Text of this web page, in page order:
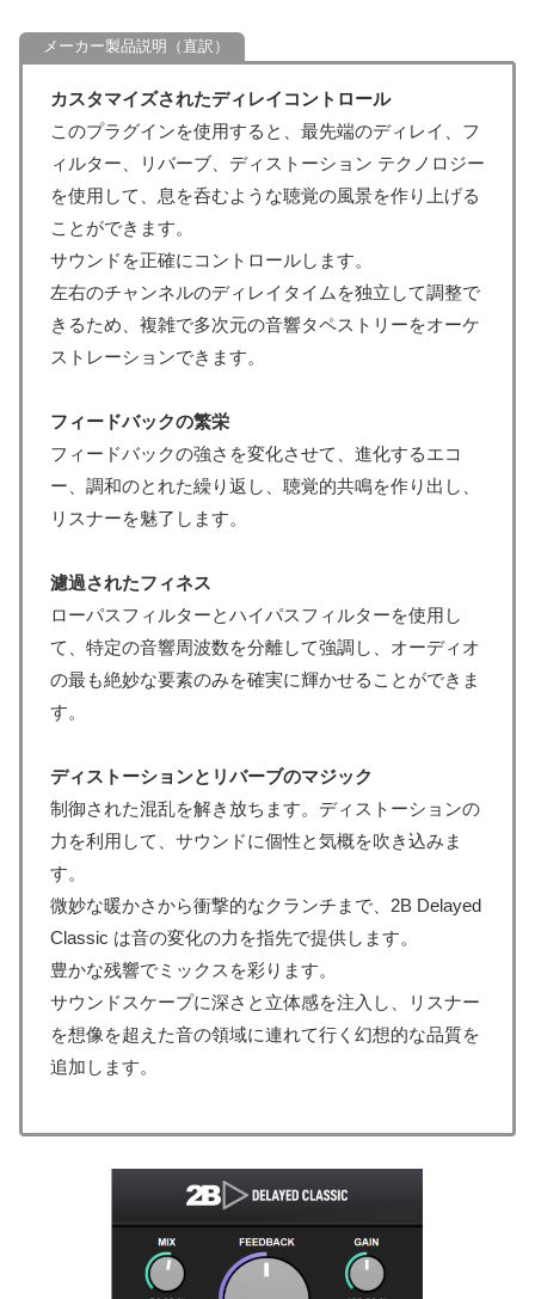
カスタマイズされたディレイコントロール
このプラグインを使用すると、最先端のディレイ、フ
ィルター、リバーブ、ディストーション テクノロジー
を使用して、息を呑むような聴覚の風景を作り上げる
ことができます。
サウンドを正確にコントロールします。
左右のチャンネルのディレイタイムを独立して調整で
きるため、複雑で多次元の音響タペストリーをオーケ
ストレーションできます。
フィードバックの繁栄
フィードバックの強さを変化させて、進化するエコ
ー、調和のとれた繰り返し、聴覚的共鳴を作り出し、
リスナーを魅了します。
濾過されたフィネス
ローパスフィルターとハイパスフィルターを使用し
て、特定の音響周波数を分離して強調し、オーディオ
の最も絶妙な要素のみを確実に輝かせることができま
す。
ディストーションとリバーブのマジック
制御された混乱を解き放ちます。ディストーションの
力を利用して、サウンドに個性と気概を吹き込みま
す。
微妙な暖かさから衝撃的なクランチまで、2B Delayed
Classic は音の変化の力を指先で提供します。
豊かな残響でミックスを彩ります。
サウンドスケープに深さと立体感を注入し、リスナー
を想像を超えた音の領域に連れて行く幻想的な品質を
追加します。